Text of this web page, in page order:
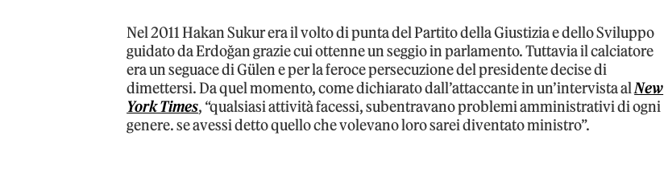
Nel 2011 Hakan Sukur era il volto di punta del Partito della Giustizia e dello Sviluppo
guidato da Erdoğan grazie cui ottenne un seggio in parlamento. Tuttavia il calciatore
era un seguace di Gülen e per la feroce persecuzione del presidente decise di
dimettersi. Da quel momento, come dichiarato dall’attaccante in un’intervista alNew
York Times, “qualsiasi attività facessi, subentravano problemi amministrativi di ogni
genere. se avessi detto quello che volevano loro sarei diventato ministro”.